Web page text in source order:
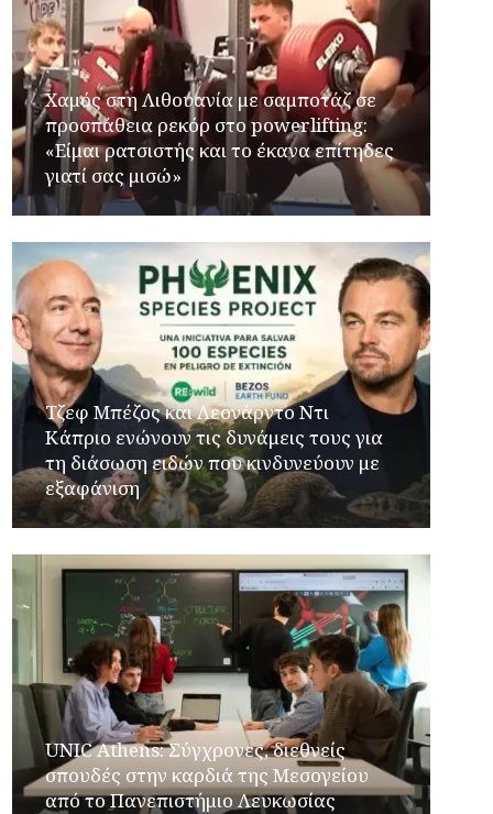
Χαμός στη Λιθουανία με σαμποτάζ σε
προσπάθεια ρεκόρ στο powerlifting:
«Είμαι ρατσιστής και το έκανα επίτηδες
γιατί σας μισώ»
Τζεφ Μπέζος και Λεονάρντο Ντι
Κάπριο ενώνουν τις δυνάμεις τους για
τη διάσωση ειδών που κινδυνεύουν με
εξαφάνιση
UNIC Athens: Σύγχρονες, διεθνείς
σπουδές στην καρδιά της Μεσογείου
από το Πανεπιστήμιο Λευκωσίας